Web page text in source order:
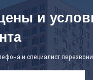
и
и специалист